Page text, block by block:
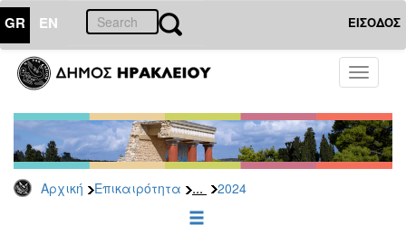
GR EN ΕΙΣΟΔΟΣ
Toggle
Αρχική Επικαιρότητα ... 2024
ΕΠΙΚΑΙΡΟΤΗΤΑ
Τύπου
Αρχείο
2026
2025